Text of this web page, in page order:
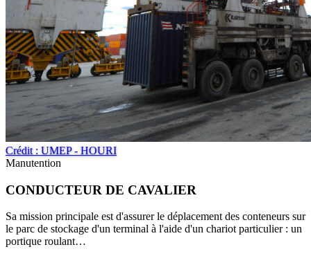
Crédit : UMEP - HOURI
Manutention
CONDUCTEUR DE CAVALIER
Sa mission principale est d'assurer le déplacement des conteneurs sur
le parc de stockage d'un terminal à l'aide d'un chariot particulier : un
portique roulant…